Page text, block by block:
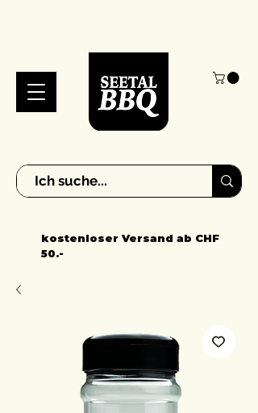
kostenloser Versand ab CHF
50.-